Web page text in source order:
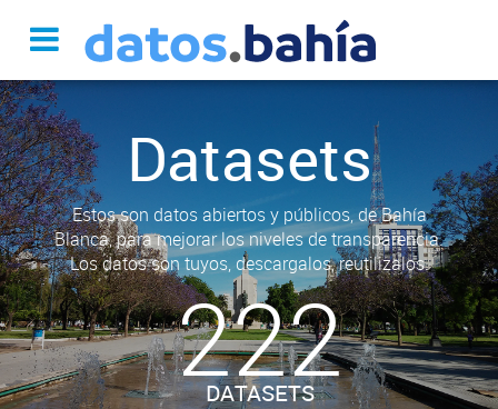
Datasets
Estos son datos abiertos y públicos, de Bahía
Blanca, para mejorar los niveles de transparencia.
Los datos son tuyos, descargalos, reutilizalos.
222
DATASETS